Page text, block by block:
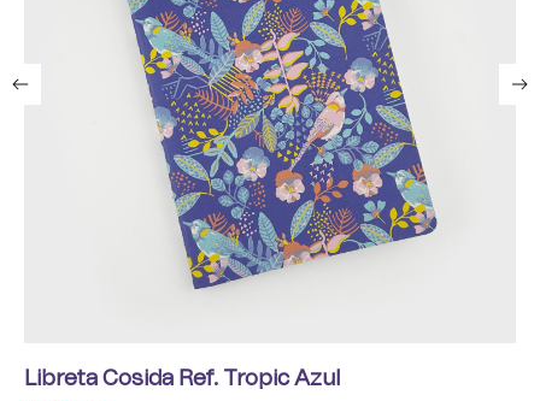
Libreta Cosida Ref. Tropic Azul